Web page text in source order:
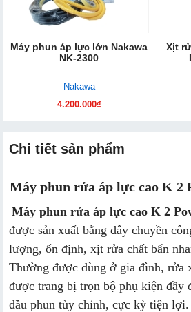
Máy phun áp lực lớn Nakawa
NK-2300
Nakawa
4.200.000₫
Xịt
Chi tiết sản phẩm
Máy phun rửa áp lực cao K 2
Máy phun rửa áp lực cao K 2
được sản xuất bằng dây chuyền
lượng, ổn định, xịt rửa chất bẩn
Thường được dùng ở gia đình, rửa
được trang bị trọn bộ phụ kiện đầy
đầu phun tùy chỉnh, cực kỳ tiện